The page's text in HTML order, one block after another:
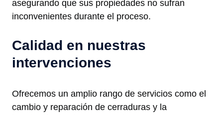
asegurando que sus propiedades no sufran
inconvenientes durante el proceso.
Calidad en nuestras
intervenciones
Ofrecemos un amplio rango de servicios como el
cambio y reparación de cerraduras y la